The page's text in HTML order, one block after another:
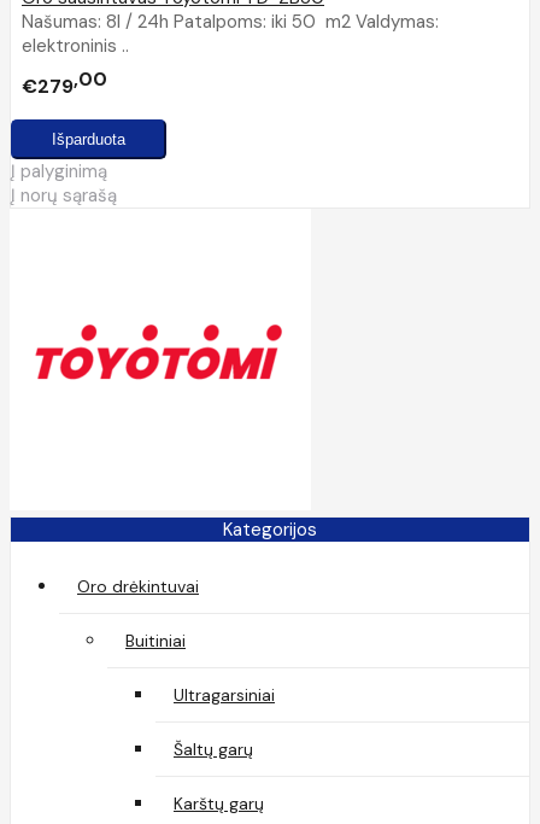
Našumas: 8l / 24h Patalpoms: iki 50 m2 Valdymas:
elektroninis ..
€279 00
Į palyginimą
Į norų sąrašą
Kategorijos
Oro drėkintuvai
Buitiniai
Ultragarsiniai
Šaltų garų
Karštų garų